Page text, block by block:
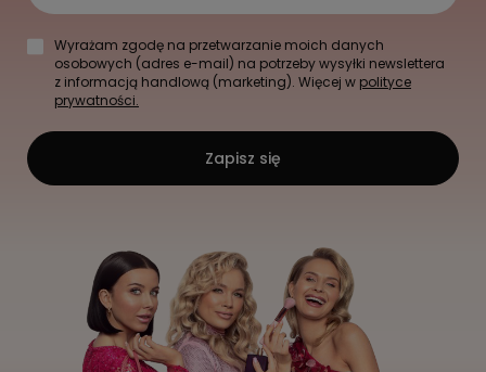
Wyrażam zgodę na przetwarzanie moich danych
osobowych (adres e-mail) na potrzeby wysyłki newslettera
z informacją handlową (marketing). Więcej w polityce
prywatności.
Zapisz się